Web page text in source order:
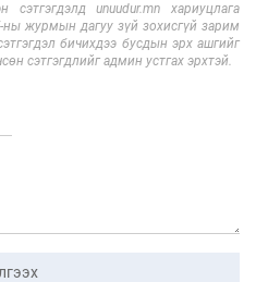
unuudur.mn хариуцлага
журмын дагуу зүй зохисгүй зарим
бичихдээ бусдын эрх ашгийг
сэтгэгдлийг админ устгах эрхтэй.